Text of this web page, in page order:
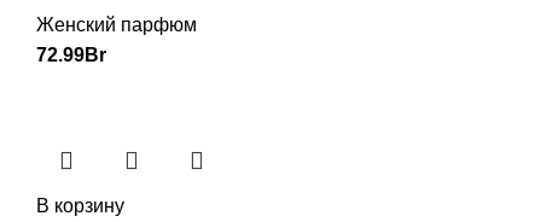
Женский парфюм
72.99Br
В корзину